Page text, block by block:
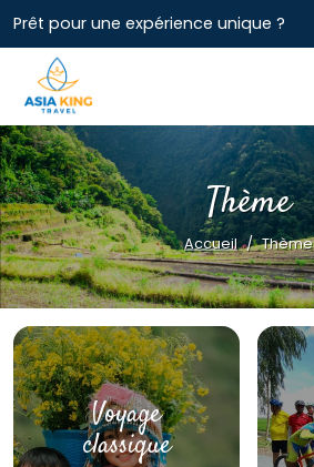
Prêt pour une expérience unique ?
Thème
Accueil Thème
Voyage
classique